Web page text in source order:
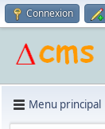
Connexion
Menu principal